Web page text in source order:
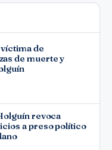
de
de muerte y
revoca
a preso político